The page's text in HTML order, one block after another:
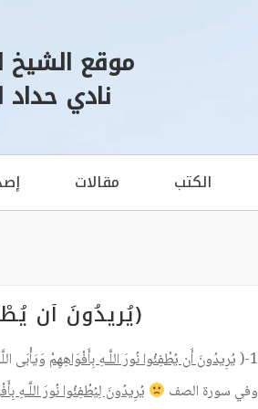
موقع الشيخ
نادي حداد
الكتب مقالات
(يُرِيدُونَ أَن
1-( يُرِيدُونَ أَن يُطْفِئُوا نُورَ اللَّـهِ بِأَفْوَاهِهِمْ وَيَأْبَى
وفي سورة الصف
يُرِيدُونَ لِيُطْفِئُوا نُورَ اللَّـهِ